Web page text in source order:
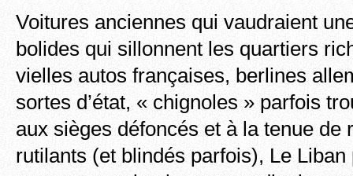
Voitures anciennes qui vaudraient
bolides qui sillonnent les quartiers
vielles autos françaises, berlines
sortes d’état, « chignoles » parfois
aux sièges défoncés et à la tenue de
rutilants (et blindés parfois), Le Liban